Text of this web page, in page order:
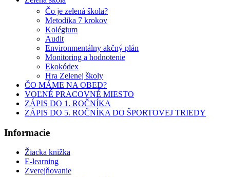
Čo je zelená škola?
Metodika 7 krokov
Kolégium
Audit
Environmentálny akčný plán
Monitoring a hodnotenie
Ekokódex
Hra Zelenej školy
ČO MÁME NA OBED?
VOĽNÉ PRACOVNÉ MIESTO
ZÁPIS DO 1. ROČNÍKA
ZÁPIS DO 5. ROČNÍKA DO ŠPORTOVEJ TRIEDY
Informacie
Žiacka knižka
E-learning
Zverejňovanie